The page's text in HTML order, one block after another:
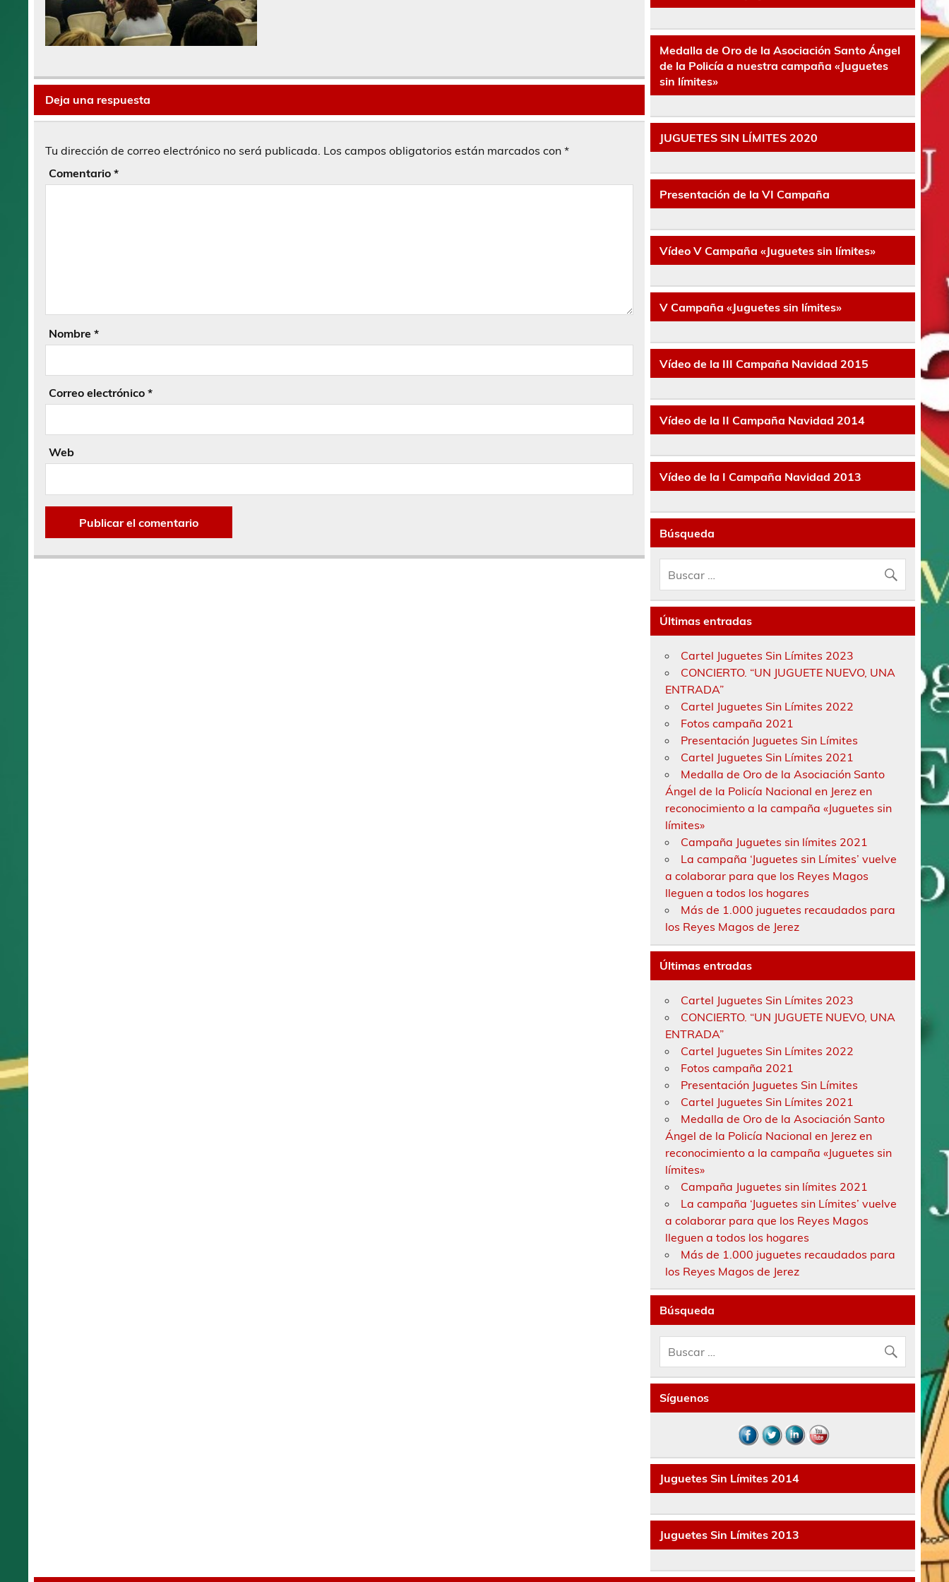
Deja una respuesta
Tu dirección de correo electrónico no será publicada. Los campos obligatorios están marcados con*
Comentario*
Nombre*
Correo electrónico*
Web
Medalla de Oro de la Asociación Santo Ángel
de la Policía a nuestra campaña «Juguetes
sin límites»
JUGUETES SIN LÍMITES 2020
Presentación de la VI Campaña
Vídeo V Campaña «Juguetes sin límites»
V Campaña «Juguetes sin límites»
Vídeo de la III Campaña Navidad 2015
Vídeo de la II Campaña Navidad 2014
Vídeo de la I Campaña Navidad 2013
Búsqueda
Últimas entradas
Cartel Juguetes Sin Límites 2023
CONCIERTO. “UN JUGUETE NUEVO, UNA
ENTRADA”
Cartel Juguetes Sin Límites 2022
Fotos campaña 2021
Presentación Juguetes Sin Límites
Cartel Juguetes Sin Límites 2021
Medalla de Oro de la Asociación Santo
Ángel de la Policía Nacional en Jerez en
reconocimiento a la campaña «Juguetes sin
límites»
Campaña Juguetes sin límites 2021
La campaña ‘Juguetes sin Límites’ vuelve
a colaborar para que los Reyes Magos
lleguen a todos los hogares
Más de 1.000 juguetes recaudados para
los Reyes Magos de Jerez
Últimas entradas
Cartel Juguetes Sin Límites 2023
CONCIERTO. “UN JUGUETE NUEVO, UNA
ENTRADA”
Cartel Juguetes Sin Límites 2022
Fotos campaña 2021
Presentación Juguetes Sin Límites
Cartel Juguetes Sin Límites 2021
Medalla de Oro de la Asociación Santo
Ángel de la Policía Nacional en Jerez en
reconocimiento a la campaña «Juguetes sin
límites»
Campaña Juguetes sin límites 2021
La campaña ‘Juguetes sin Límites’ vuelve
a colaborar para que los Reyes Magos
lleguen a todos los hogares
Más de 1.000 juguetes recaudados para
los Reyes Magos de Jerez
Búsqueda
Síguenos
Juguetes Sin Límites 2014
Juguetes Sin Límites 2013